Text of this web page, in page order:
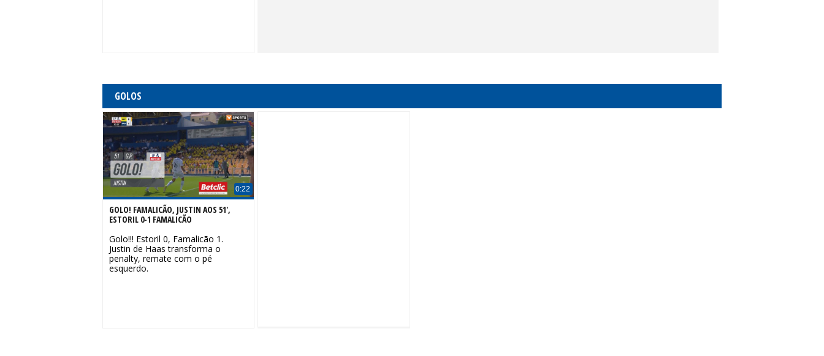
GOLOS
0:22
GOLO! FAMALICÃO, JUSTIN AOS 51',
ESTORIL 0-1 FAMALICÃO
Golo!!! Estoril 0, Famalicão 1.
Justin de Haas transforma o
penalty, remate com o pé
esquerdo.